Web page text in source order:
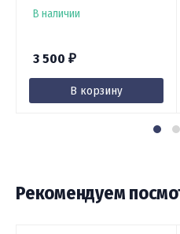
В наличии
3 500 ₽
В корзину
Рекомендуем